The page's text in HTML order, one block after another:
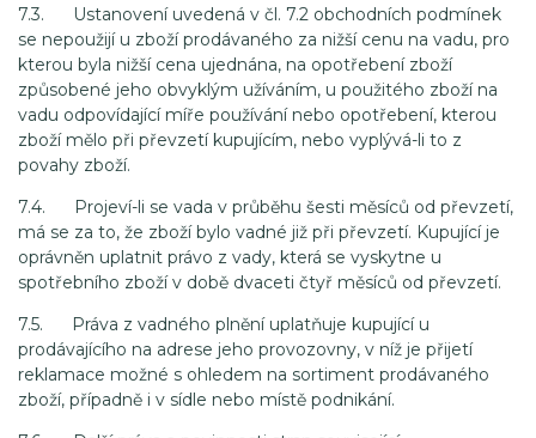
7.3. Ustanovení uvedená v čl. 7.2 obchodních podmínek
se nepoužijí u zboží prodávaného za nižší cenu na vadu, pro
kterou byla nižší cena ujednána, na opotřebení zboží
způsobené jeho obvyklým užíváním, u použitého zboží na
vadu odpovídající míře používání nebo opotřebení, kterou
zboží mělo při převzetí kupujícím, nebo vyplývá-li to z
povahy zboží.
7.4. Projeví-li se vada v průběhu šesti měsíců od převzetí,
má se za to, že zboží bylo vadné již při převzetí. Kupující je
oprávněn uplatnit právo z vady, která se vyskytne u
spotřebního zboží v době dvaceti čtyř měsíců od převzetí.
7.5. Práva z vadného plnění uplatňuje kupující u
prodávajícího na adrese jeho provozovny, v níž je přijetí
reklamace možné s ohledem na sortiment prodávaného
zboží, případně i v sídle nebo místě podnikání.